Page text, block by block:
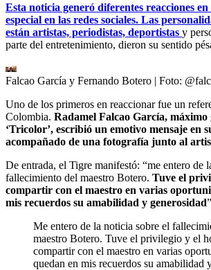
Esta noticia generó diferentes reacciones
especial en las redes sociales. Las
están artistas, periodistas, deportistas y
parte del entretenimiento, dieron su sentido
Falcao García y Fernando Botero | Foto:
Uno de los primeros en reaccionar fue un
Colombia. Radamel Falcao García, máximo
‘Tricolor’, escribió un emotivo mensaje en
acompañado de una fotografía junto al
De entrada, el Tigre manifestó: “me entero de
fallecimiento del maestro Botero. Tuve el
compartir con el maestro en varias
mis recuerdos su amabilidad y generosidad
Me entero de la noticia sobre el
maestro Botero. Tuve el privilegio y el
compartir con el maestro en varias
quedan en mis recuerdos su amabilidad